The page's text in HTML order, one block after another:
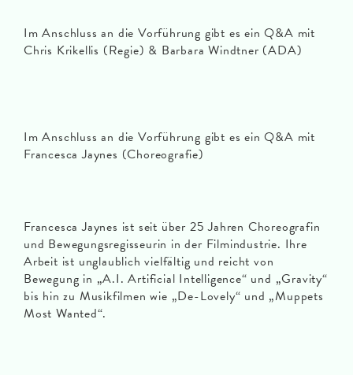
Im Anschluss an die Vorführung gibt es ein Q&A mit
Chris Krikellis (Regie) & Barbara Windtner (ADA)
Im Anschluss an die Vorführung gibt es ein Q&A mit
Francesca Jaynes (Choreografie)
Francesca Jaynes ist seit über 25 Jahren Choreografin
und Bewegungsregisseurin in der Filmindustrie. Ihre
Arbeit ist unglaublich vielfältig und reicht von
Bewegung in „A.I. Artificial Intelligence“ und „Gravity“
bis hin zu Musikfilmen wie „De-Lovely“ und „Muppets
Most Wanted“.